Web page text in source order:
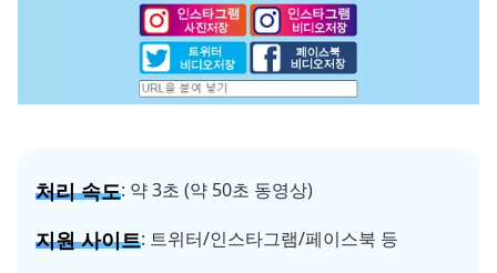
처리 속도: 약 3초 (약 50초 동영상)
지원 사이트: 트위터/인스타그램/페이스북 등